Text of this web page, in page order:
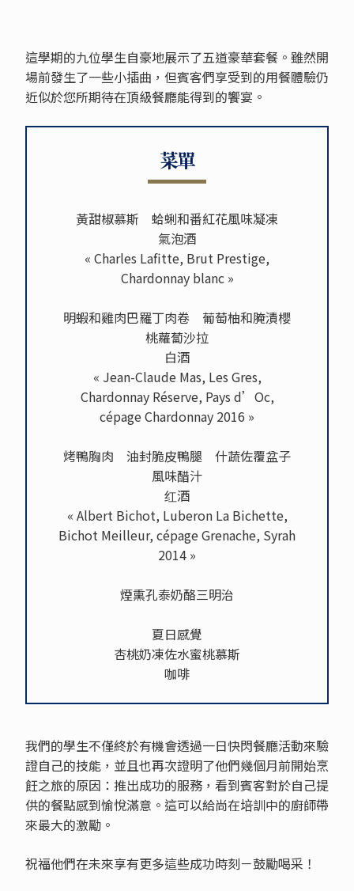
這學期的九位學生自豪地展示了五道豪華套餐。雖然開
場前發生了一些小插曲，但賓客們享受到的用餐體驗仍
近似於您所期待在頂級餐廳能得到的饗宴。
菜單
黃甜椒慕斯 蛤蜊和番紅花風味凝凍
氣泡酒
« Charles Lafitte, Brut Prestige,
Chardonnay blanc »
明蝦和雞肉巴羅丁肉卷 葡萄柚和腌漬櫻
桃蘿蔔沙拉
白酒
« Jean-Claude Mas, Les Gres,
Chardonnay Réserve, Pays d’Oc,
cépage Chardonnay 2016 »
烤鴨胸肉 油封脆皮鴨腿 什蔬佐覆盆子
風味醋汁
红酒
« Albert Bichot, Luberon La Bichette,
Bichot Meilleur, cépage Grenache, Syrah
2014 »
煙熏孔泰奶酪三明治
夏日感覺
杏桃奶凍佐水蜜桃慕斯
咖啡
我們的學生不僅終於有機會透過一日快閃餐廳活動來驗
證自己的技能，並且也再次證明了他們幾個月前開始烹
飪之旅的原因：推出成功的服務，看到賓客對於自己提
供的餐點感到愉悅滿意。這可以給尚在培訓中的廚師帶
來最大的激勵。
祝福他們在未來享有更多這些成功時刻－鼓勵喝采！